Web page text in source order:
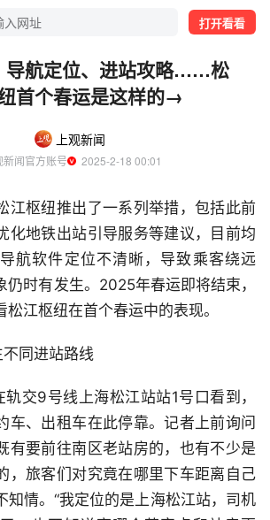
打开看看
导航定位、进站攻略……松
首个春运是这样的→
上观新闻
新闻官方账号
  2025-2-18 00:01
江枢纽推出了一系列举措，包括此前
化地铁出站引导服务等建议，目前均
航软件定位不清晰，导致乘客绕远
仍时有发生。2025年春运即将结束，
江枢纽在首个春运中的表现。
不同进站路线
交9号线上海松江站站1号口看到，
车、出租车在此停靠。记者上前询问
有要前往南区老站房的，也有不少是
，旅客们对究竟在哪里下车距离自己
知情。“我定位的是上海松江站，司机